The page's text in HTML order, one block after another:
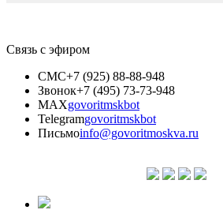
Связь с эфиром
СМС+7 (925) 88-88-948
Звонок+7 (495) 73-73-948
MAXgovoritmskbot
Telegramgovoritmskbot
Письмоinfo@govoritmoskva.ru